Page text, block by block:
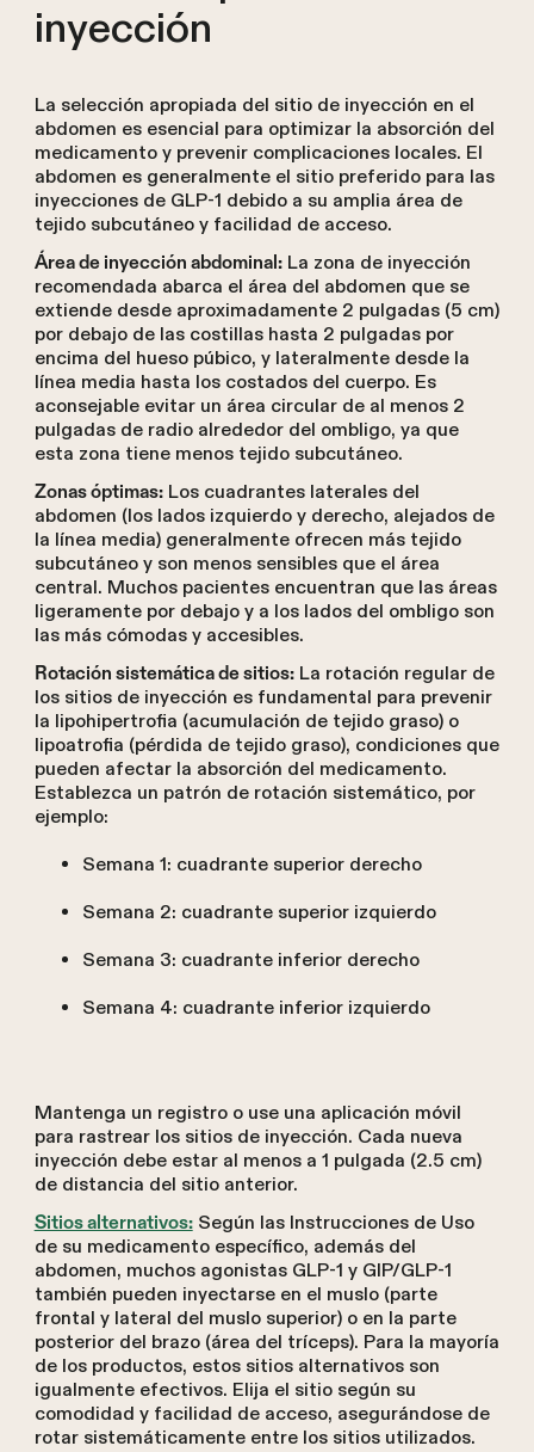
inyección
La selección apropiada del sitio de inyección en el
abdomen es esencial para optimizar la absorción del
medicamento y prevenir complicaciones locales. El
abdomen es generalmente el sitio preferido para las
inyecciones de GLP-1 debido a su amplia área de
tejido subcutáneo y facilidad de acceso.
Área de inyección abdominal:La zona de inyección
recomendada abarca el área del abdomen que se
extiende desde aproximadamente 2 pulgadas (5 cm)
por debajo de las costillas hasta 2 pulgadas por
encima del hueso púbico, y lateralmente desde la
línea media hasta los costados del cuerpo. Es
aconsejable evitar un área circular de al menos 2
pulgadas de radio alrededor del ombligo, ya que
esta zona tiene menos tejido subcutáneo.
Zonas óptimas:Los cuadrantes laterales del
abdomen (los lados izquierdo y derecho, alejados de
la línea media) generalmente ofrecen más tejido
subcutáneo y son menos sensibles que el área
central. Muchos pacientes encuentran que las áreas
ligeramente por debajo y a los lados del ombligo son
las más cómodas y accesibles.
Rotación sistemática de sitios:La rotación regular de
los sitios de inyección es fundamental para prevenir
la lipohipertrofia (acumulación de tejido graso) o
lipoatrofia (pérdida de tejido graso), condiciones que
pueden afectar la absorción del medicamento.
Establezca un patrón de rotación sistemático, por
ejemplo:
Semana 1: cuadrante superior derecho
Semana 2: cuadrante superior izquierdo
Semana 3: cuadrante inferior derecho
Semana 4: cuadrante inferior izquierdo
Mantenga un registro o use una aplicación móvil
para rastrear los sitios de inyección. Cada nueva
inyección debe estar al menos a 1 pulgada (2.5 cm)
de distancia del sitio anterior.
Sitios alternativos:Según las Instrucciones de Uso
de su medicamento específico, además del
abdomen, muchos agonistas GLP-1 y GIP/GLP-1
también pueden inyectarse en el muslo (parte
frontal y lateral del muslo superior) o en la parte
posterior del brazo (área del tríceps). Para la mayoría
de los productos, estos sitios alternativos son
igualmente efectivos. Elija el sitio según su
comodidad y facilidad de acceso, asegurándose de
rotar sistemáticamente entre los sitios utilizados.